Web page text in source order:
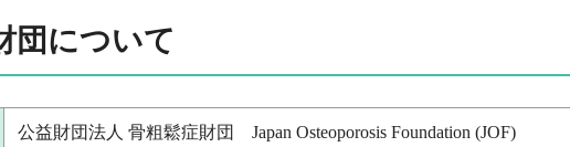
団について
公益財団法人 骨粗鬆症財団 Japan Osteoporosis Foundation (JOF)